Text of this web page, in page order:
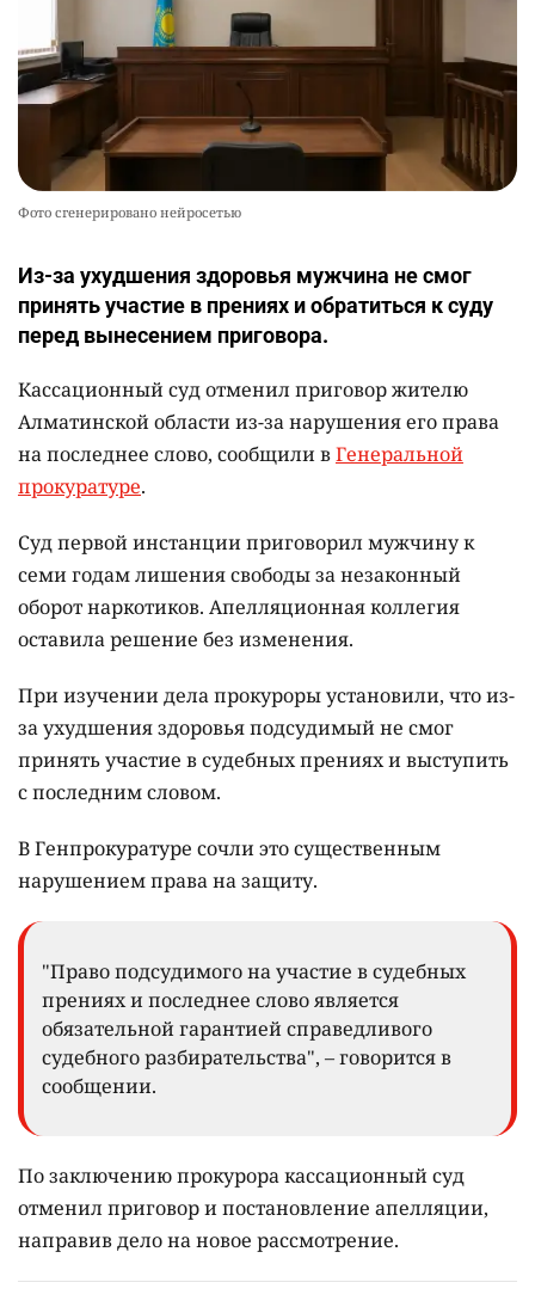
Фото сгенерировано нейросетью
Из-за ухудшения здоровья мужчина не смог
принять участие в прениях и обратиться к суду
перед вынесением приговора.
Кассационный суд отменил приговор жителю
Алматинской области из-за нарушения его права
на последнее слово, сообщили вГенеральной
прокуратуре.
Суд первой инстанции приговорил мужчину к
семи годам лишения свободы за незаконный
оборот наркотиков. Апелляционная коллегия
оставила решение без изменения.
При изучении дела прокуроры установили, что из-
за ухудшения здоровья подсудимый не смог
принять участие в судебных прениях и выступить
с последним словом.
В Генпрокуратуре сочли это существенным
нарушением права на защиту.
"Право подсудимого на участие в судебных
прениях и последнее слово является
обязательной гарантией справедливого
судебного разбирательства", – говорится в
сообщении.
По заключению прокурора кассационный суд
отменил приговор и постановление апелляции,
направив дело на новое рассмотрение.